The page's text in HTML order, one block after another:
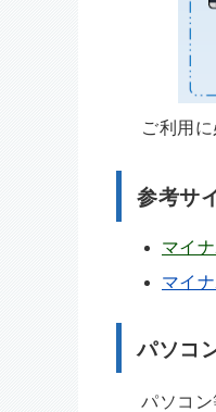
ご利用に
参考サ
マイ
マイ
パソコ
パソコン